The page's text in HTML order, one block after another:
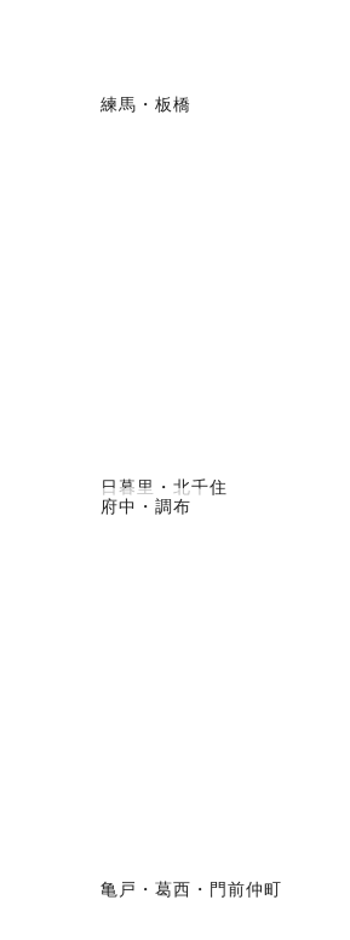
練馬・板橋
日暮里・北千住
府中・調布
亀戸・葛西・門前仲町